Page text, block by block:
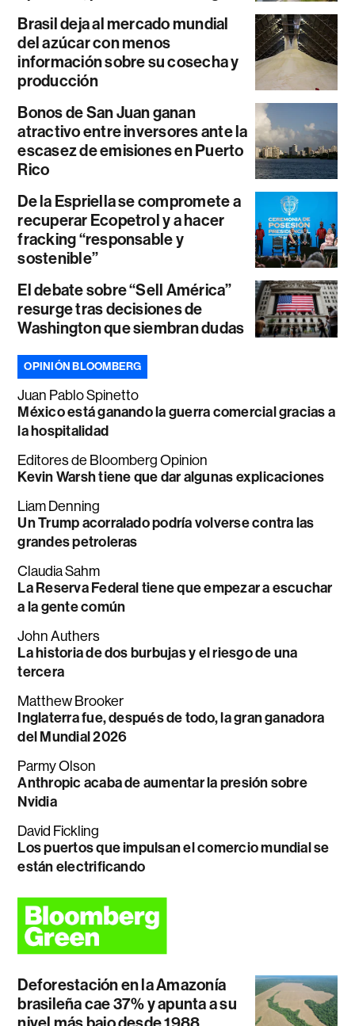
Brasil deja al mercado mundial
del azúcar con menos
información sobre su cosecha y
producción
Bonos de San Juan ganan
atractivo entre inversores ante la
escasez de emisiones en Puerto
Rico
De la Espriella se compromete a
recuperar Ecopetrol y a hacer
fracking “responsable y
sostenible”
El debate sobre “Sell América”
resurge tras decisiones de
Washington que siembran dudas
OPINIÓN BLOOMBERG
Juan Pablo Spinetto
México está ganando la guerra comercial gracias a
la hospitalidad
Editores de Bloomberg Opinion
Kevin Warsh tiene que dar algunas explicaciones
Liam Denning
Un Trump acorralado podría volverse contra las
grandes petroleras
Claudia Sahm
La Reserva Federal tiene que empezar a escuchar
a la gente común
John Authers
La historia de dos burbujas y el riesgo de una
tercera
Matthew Brooker
Inglaterra fue, después de todo, la gran ganadora
del Mundial 2026
Parmy Olson
Anthropic acaba de aumentar la presión sobre
Nvidia
David Fickling
Los puertos que impulsan el comercio mundial se
están electrificando
Deforestación en la Amazonía
brasileña cae 37% y apunta a su